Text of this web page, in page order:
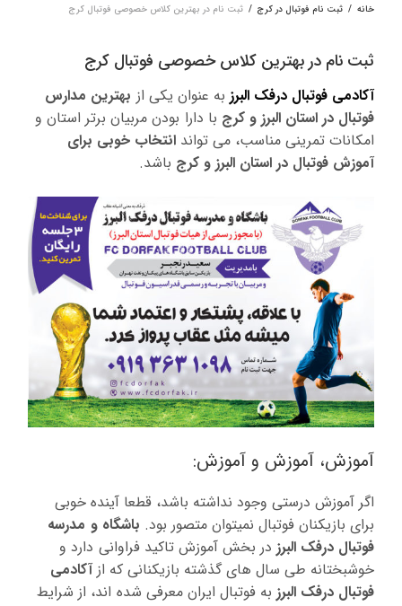
خانه / ثبت نام فوتبال در کرج / ثبت نام در بهترین کلاس خصوصی فوتبال کرج
ثبت نام در بهترین کلاس خصوصی فوتبال کرج
آکادمی فوتبال درفک البرز به عنوان یکی از بهترین مدارس
فوتبال در استان البرز و کرج با دارا بودن مربیان برتر استان و
امکانات تمرینی مناسب، می تواندانتخاب خوبی برای
آموزش فوتبال در استان البرز و کرج باشد.
آموزش، آموزش و آموزش:
اگر آموزش درستی وجود نداشته باشد، قطعا آینده خوبی
برای بازیکنان فوتبال نمیتوان متصور بود. باشگاه و مدرسه
فوتبال درفک البرز در بخش آموزش تاکید فراوانی دارد و
خوشبختانه طی سال های گذشته بازیکنانی که ازآکادمی
فوتبال درفک البرز به فوتبال ایران معرفی شده اند، از شرایط